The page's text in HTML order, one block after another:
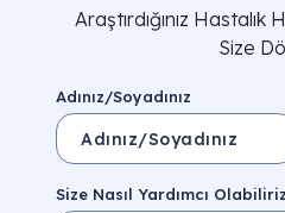
Araştırdığınız
Size
Adınız/Soyadınız
Size Nasıl Yardımcı